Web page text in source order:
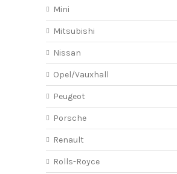
Mini
Mitsubishi
Nissan
Opel/Vauxhall
Peugeot
Porsche
Renault
Rolls-Royce